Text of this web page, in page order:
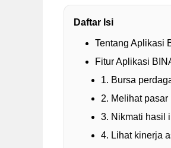
Daftar Isi
Tentang Aplikasi
Fitur Aplikasi
1. Bursa
2. Melihat pasar
3. Nikmati hasil
4. Lihat kinerja